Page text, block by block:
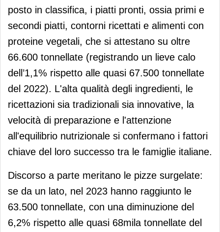
posto in classifica, i piatti pronti, ossia primi e
secondi piatti, contorni ricettati e alimenti con
proteine vegetali, che si attestano su oltre
66.600 tonnellate (registrando un lieve calo
dell’1,1% rispetto alle quasi 67.500 tonnellate
del 2022). L'alta qualità degli ingredienti, le
ricettazioni sia tradizionali sia innovative, la
velocità di preparazione e l'attenzione
all'equilibrio nutrizionale si confermano i fattori
chiave del loro successo tra le famiglie italiane.
Discorso a parte meritano le pizze surgelate:
se da un lato, nel 2023 hanno raggiunto le
63.500 tonnellate, con una diminuzione del
6,2% rispetto alle quasi 68mila tonnellate del